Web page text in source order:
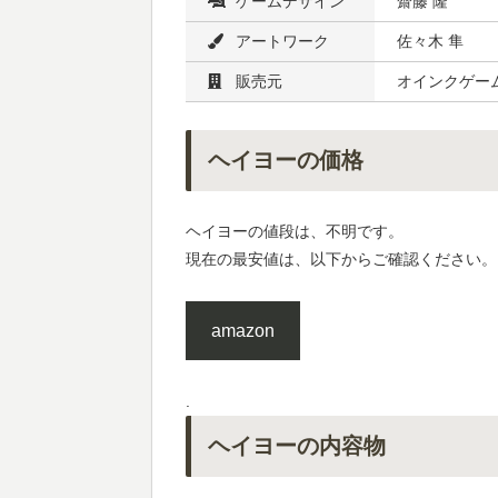
アートワーク 佐々木 隼
販売元 オインクゲー
ヘイヨーの価格
ヘイヨーの値段は、不明です。
現在の最安値は、以下からご確認ください。
amazon
.
ヘイヨーの内容物